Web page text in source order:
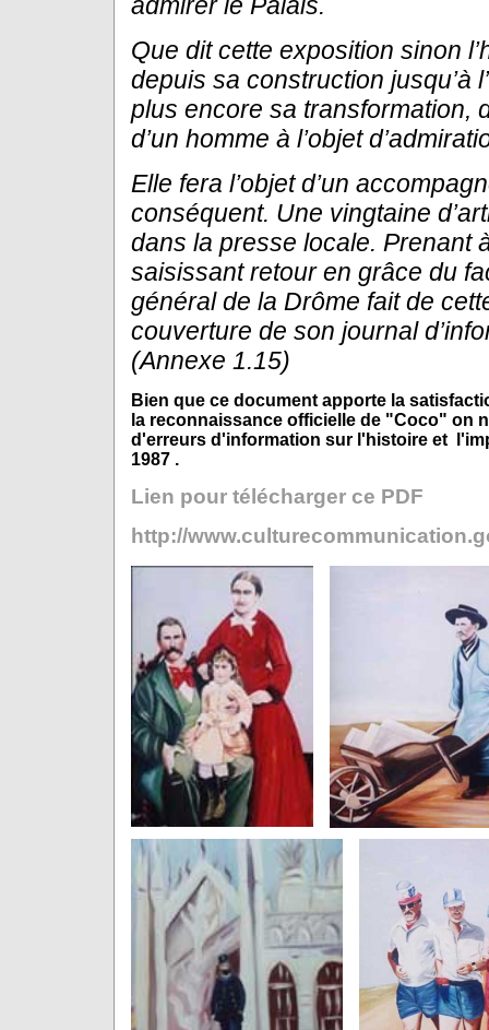
Que dit cette exposition sinon
depuis sa construction jusqu’à
plus encore sa transformation,
d’un homme à l’objet
Elle fera l’objet d’un
conséquent. Une vingtaine
dans la presse locale. Prenant
saisissant retour en grâce du
général de la Drôme fait de
couverture de son journal
(Annexe 1.15)
Bien que ce document apporte la
la reconnaissance officielle de "Coco" on
d'erreurs d'information sur l'histoire et
1987 .
Lien pour télécharger ce PDF
http://